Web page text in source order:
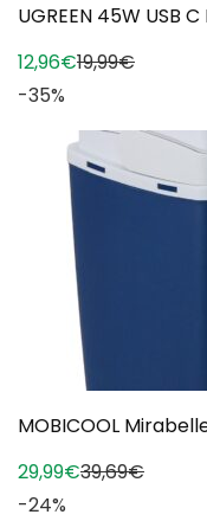
UGREEN 45W USB
12,96€19,99€
-35%
MOBICOOL
29,99€39,69€
-24%